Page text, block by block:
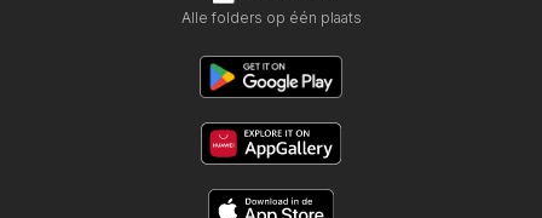
Alle folders op één plaats